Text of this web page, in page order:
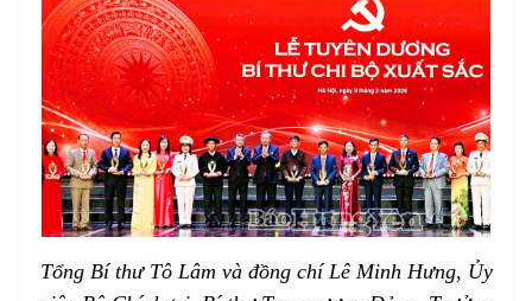
Tổng Bí thư Tô Lâm và đồng chí Lê Minh Hưng, Ủy